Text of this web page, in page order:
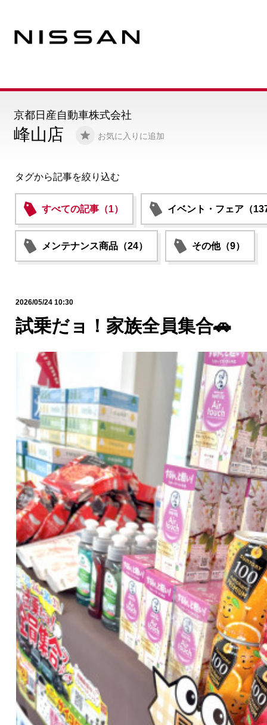
峰山店 お気に入りに追加
京都日産自動車株式会社
タグから記事を絞り込む
すべての記事（1） イベント・フェア（
メンテナンス商品（24） その他（9）
2026/05/24 10:30
試乗だョ！家族全員集合🚗